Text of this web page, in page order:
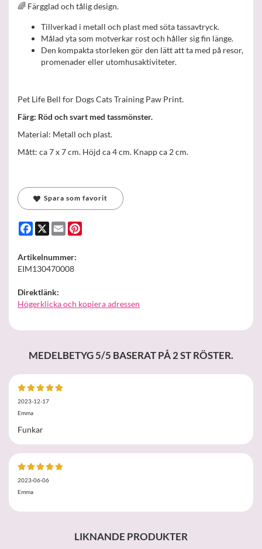
🌈 Färgglad och tålig design.
Tillverkad i metall och plast med söta tassavtryck.
Målad yta som motverkar rost och håller sig fin länge.
Den kompakta storleken gör den lätt att ta med på resor,
promenader eller utomhusaktiviteter.
Pet Life Bell for Dogs Cats Training Paw Print.
Färg: Röd och svart med tassmönster.
Material: Metall och plast.
Mått: ca 7 x 7 cm. Höjd ca 4 cm. Knapp ca 2 cm.
Spara som favorit
Facebook
X Email
Artikelnummer:
EIM130470008
Direktlänk:
Högerklicka och kopiera adressen
MEDELBETYG5/5 BASERAT PÅ2ST RÖSTER.
2023-12-17
Emma
Funkar
2023-06-06
Emma
LIKNANDE PRODUKTER